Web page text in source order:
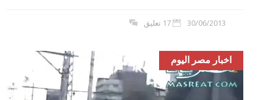
30/06/2013 17 تعليق
اخبار مصر اليوم